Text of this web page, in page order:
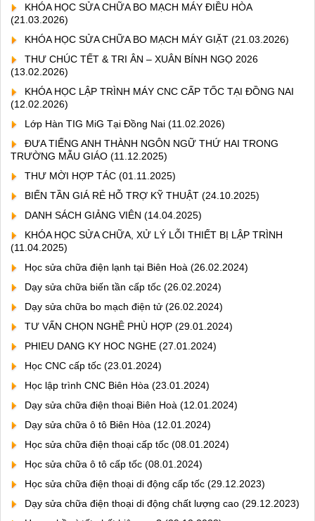
KHÓA HỌC SỬA CHỮA BO MẠCH MÁY ĐIỀU HÒA
(21.03.2026)
KHÓA HỌC SỬA CHỮA BO MẠCH MÁY GIẶT (21.03.2026)
THƯ CHÚC TẾT & TRI ÂN – XUÂN BÍNH NGỌ 2026
(13.02.2026)
KHÓA HỌC LẬP TRÌNH MÁY CNC CẤP TỐC TẠI ĐỒNG NAI
(12.02.2026)
Lớp Hàn TIG MiG Tại Đồng Nai (11.02.2026)
ĐƯA TIẾNG ANH THÀNH NGÔN NGỮ THỨ HAI TRONG
TRƯỜNG MẪU GIÁO (11.12.2025)
THƯ MỜI HỢP TÁC (01.11.2025)
BIẾN TẦN GIÁ RẺ HỖ TRỢ KỸ THUẬT (24.10.2025)
DANH SÁCH GIẢNG VIÊN (14.04.2025)
KHÓA HỌC SỬA CHỮA, XỬ LÝ LỖI THIẾT BỊ LẬP TRÌNH
(11.04.2025)
Học sửa chữa điện lạnh tại Biên Hoà (26.02.2024)
Dạy sửa chữa biến tần cấp tốc (26.02.2024)
Dạy sửa chữa bo mạch điện tử (26.02.2024)
TƯ VẤN CHỌN NGHỀ PHÙ HỢP (29.01.2024)
PHIEU DANG KY HOC NGHE (27.01.2024)
Học CNC cấp tốc (23.01.2024)
Học lập trình CNC Biên Hòa (23.01.2024)
Dạy sửa chữa điện thoại Biên Hoà (12.01.2024)
Dạy sửa chữa ô tô Biên Hòa (12.01.2024)
Học sửa chữa điện thoại cấp tốc (08.01.2024)
Học sửa chữa ô tô cấp tốc (08.01.2024)
Học sửa chữa điện thoại di động cấp tốc (29.12.2023)
Dạy sửa chữa điện thoại di động chất lượng cao (29.12.2023)